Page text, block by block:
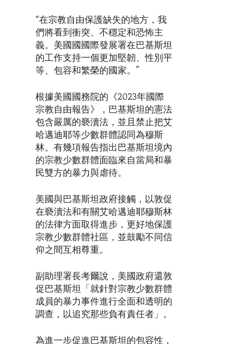
“在宗教自由保護缺失的地方，我
們將看到衝突、不穩定和恐怖主
義。美國國國際發展署在巴基斯坦
的工作支持一個更加堅韌、性別平
等、包容和繁榮的國家。”
根據美國國務院的《2023年國際
宗教自由報告》，巴基斯坦的憲法
包含嚴厲的褻瀆法，並且禁止把艾
哈邁迪耶等少數群體認同為穆斯
林。有幾項報告指出巴基斯坦境內
的宗教少數群體面臨來自當局和暴
民雙方的暴力與虐待。
美國與巴基斯坦政府接觸，以敦促
在褻瀆法和有關艾哈邁迪耶穆斯林
的法律方面取得進步，更好地保護
宗教少數群體社區，並鼓勵不同信
仰之間互相尊重。
副助理署長考爾說，美國政府還敦
促巴基斯坦「就針對宗教少數群體
成員的暴力事件進行全面和透明的
調查，以追究那些負有責任者」。
為進一步促進巴基斯坦的包容性，